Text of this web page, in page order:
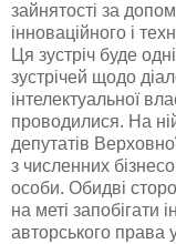
зайнятості за
інноваційного і
Ця зустріч буде
зустрічей щодо
інтелектуальної
проводилися. На
депутатів
з численних
особи. Обидві
на меті запобігати
авторського права